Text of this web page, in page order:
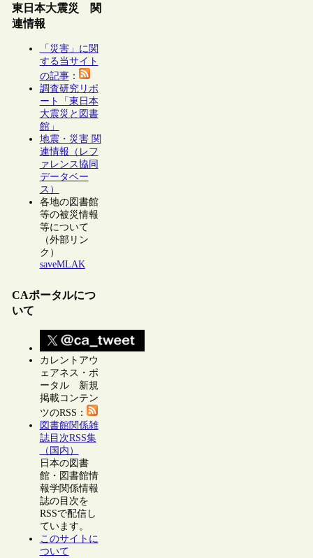
東日本大震災 関
連情報
「災害」に関
する当サイト
の記事：
調査研究リポ
ート「東日本
大震災と図書
館」
地震・災害 関
連情報（レフ
ァレンス協同
データベー
ス）
各地の図書館
等の被災情報
等について
（外部リン
ク）
saveMLAK
CAポータルにつ
いて
カレントアウ
ェアネス・ポ
ータル 新規
掲載コンテン
ツのRSS：
図書館関係雑
誌目次RSS集
（国内）
日本の図書
館・図書館情
報学関係情報
誌の目次を
RSSで配信し
ています。
このサイトに
ついて